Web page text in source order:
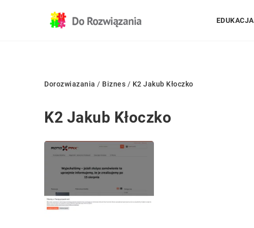
EDUKACJA
Dorozwiazania / Biznes / K2 Jakub Kłoczko
K2 Jakub Kłoczko